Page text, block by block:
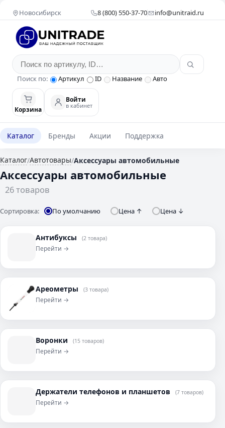
Новосибирск 8 (800) 550-37-70 info@unitraid.ru
Поиск по: Артикул ID Название Авто
Корзина
Войти
в кабинет
Каталог Бренды Акции Поддержка
Каталог/Автотовары/Аксессуары автомобильные
Аксессуары автомобильные
26 товаров
Сортировка: По умолчанию Цена ↑ Цена ↓
Антибуксы (2 товара)
Перейти →
Ареометры (3 товара)
Перейти →
Воронки (15 товаров)
Перейти →
Держатели телефонов и планшетов (7 товаров)
Перейти →